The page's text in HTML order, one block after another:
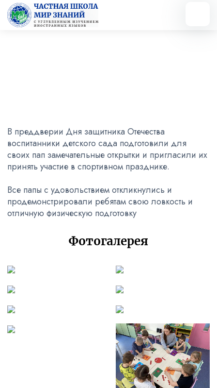
В преддверии Дня защитника Отечества
воспитанники детского сада подготовили для
своих пап замечательные открытки и пригласили их
принять участие в спортивном празднике.
Все папы с удовольствием откликнулись и
продемонстрировали ребятам свою ловкость и
отличную физическую подготовку
Фотогалерея